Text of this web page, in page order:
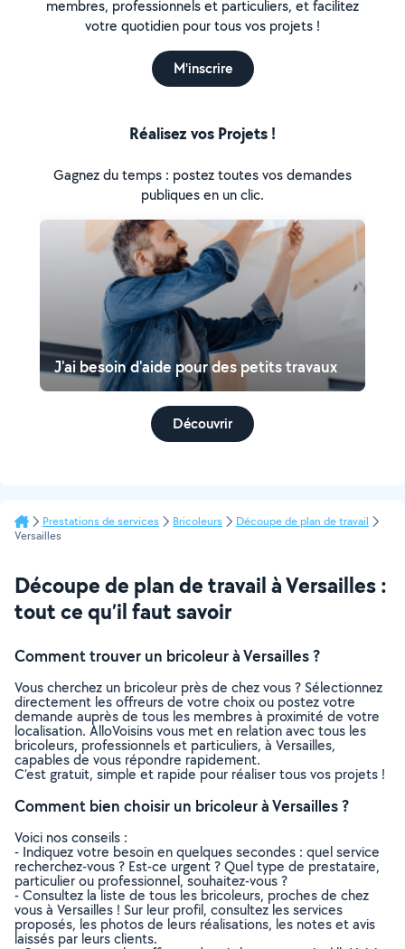
membres, professionnels et particuliers, et facilitez
votre quotidien pour tous vos projets !
M'inscrire
Réalisez vos Projets !
Gagnez du temps : postez toutes vos demandes
publiques en un clic.
J'ai besoin d'aide pour des petits travaux
Découvrir
Prestations de services Bricoleurs
Découpe de plan de travail
Versailles
Découpe de plan de travail à Versailles :
tout ce qu’il faut savoir
Comment trouver un bricoleur à Versailles ?
Vous cherchez un bricoleur près de chez vous ? Sélectionnez
directement les offreurs de votre choix ou postez votre
demande auprès de tous les membres à proximité de votre
localisation. AlloVoisins vous met en relation avec tous les
bricoleurs, professionnels et particuliers, à Versailles,
capables de vous répondre rapidement.
C’est gratuit, simple et rapide pour réaliser tous vos projets !
Comment bien choisir un bricoleur à Versailles ?
Voici nos conseils :
- Indiquez votre besoin en quelques secondes : quel service
recherchez-vous ? Est-ce urgent ? Quel type de prestataire,
particulier ou professionnel, souhaitez-vous ?
- Consultez la liste de tous les bricoleurs, proches de chez
vous à Versailles ! Sur leur profil, consultez les services
proposés, les photos de leurs réalisations, les notes et avis
laissés par leurs clients.